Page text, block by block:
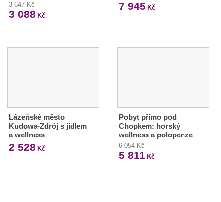
3 647 Kč
3 088 Kč
7 945 Kč
Lázeňské město
Kudowa-Zdrój s jídlem
a wellness
2 528 Kč
Pobyt přímo pod
Chopkem: horský
wellness a polopenze
6 054 Kč
5 811 Kč